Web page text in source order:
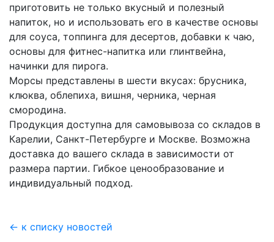
приготовить не только вкусный и полезный
напиток, но и использовать его в качестве основы
для соуса, топпинга для десертов, добавки к чаю,
основы для фитнес-напитка или глинтвейна,
начинки для пирога.
Морсы представлены в шести вкусах: брусника,
клюква, облепиха, вишня, черника, черная
смородина.
Продукция доступна для самовывоза со складов в
Карелии, Санкт-Петербурге и Москве. Возможна
доставка до вашего склада в зависимости от
размера партии. Гибкое ценообразование и
индивидуальный подход.
← к списку новостей